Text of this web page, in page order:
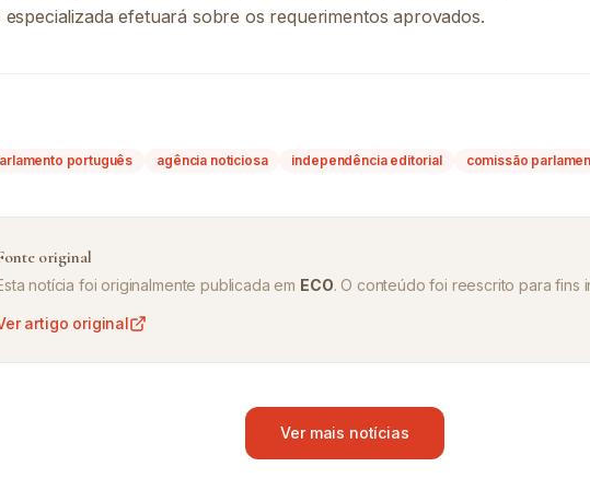
especializada efetuará sobre os requerimentos aprovados.
português agência noticiosa independência editorial comissão
original
notícia foi originalmente publicada em ECO. O conteúdo foi reescrito para fins
artigo original
Ver mais notícias